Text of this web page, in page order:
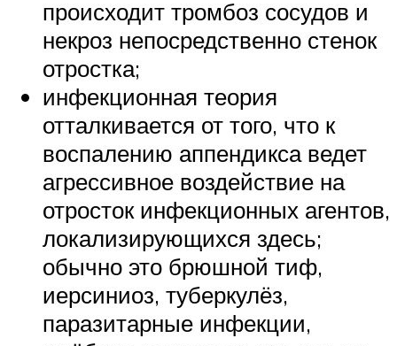
происходит тромбоз сосудов и
некроз непосредственно стенок
отростка;
инфекционная теория
отталкивается от того, что к
воспалению аппендикса ведет
агрессивное воздействие на
отросток инфекционных агентов,
локализирующихся здесь;
обычно это брюшной тиф,
иерсиниоз, туберкулёз,
паразитарные инфекции,